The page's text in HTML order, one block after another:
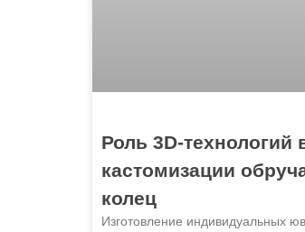
Роль 3D-технологий
кастомизации
колец
Изготовление индивидуальных